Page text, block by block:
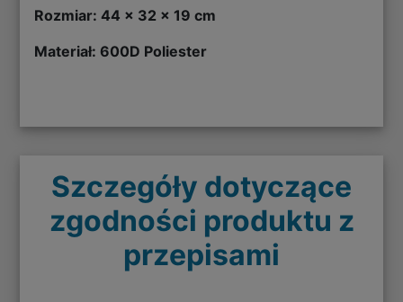
Rozmiar: 44 x 32 x 19 cm
Materiał: 600D Poliester
Szczegóły dotyczące
zgodności produktu z
przepisami